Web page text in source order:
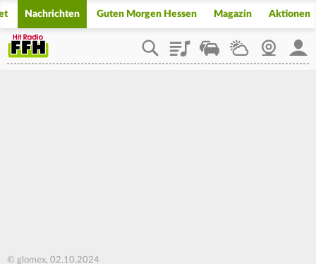
Nachrichten Guten Morgen Hessen Magazin Aktionen
PlaylistStaupilotWetterWebcam
© glomex, 02.10.2024